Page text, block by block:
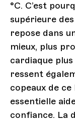
°C. C’est
supérieure
repose dans
mieux, plus
cardiaque
ressent
copeaux de
essentielle
confiance. La